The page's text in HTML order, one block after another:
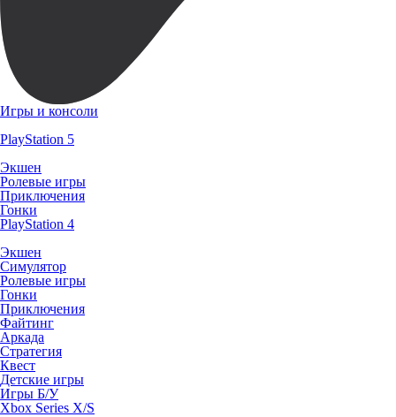
Игры и консоли
PlayStation 5
Экшен
Ролевые игры
Приключения
Гонки
PlayStation 4
Экшен
Симулятор
Ролевые игры
Гонки
Приключения
Файтинг
Аркада
Стратегия
Квест
Детские игры
Игры Б/У
Xbox Series X/S